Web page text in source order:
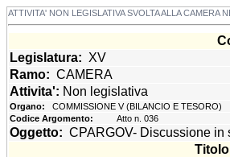
ATTIVITA' NON LEGISLATIVA SVOLTA ALLA CAMERA
Legislatura: XV
Ramo: CAMERA
Attivita': Non legislativa
Organo:
COMMISSIONE V (BILANCIO E TESORO)
Codice Argomento:
Atto n. 036
Oggetto: CPARGOV- Discussione in